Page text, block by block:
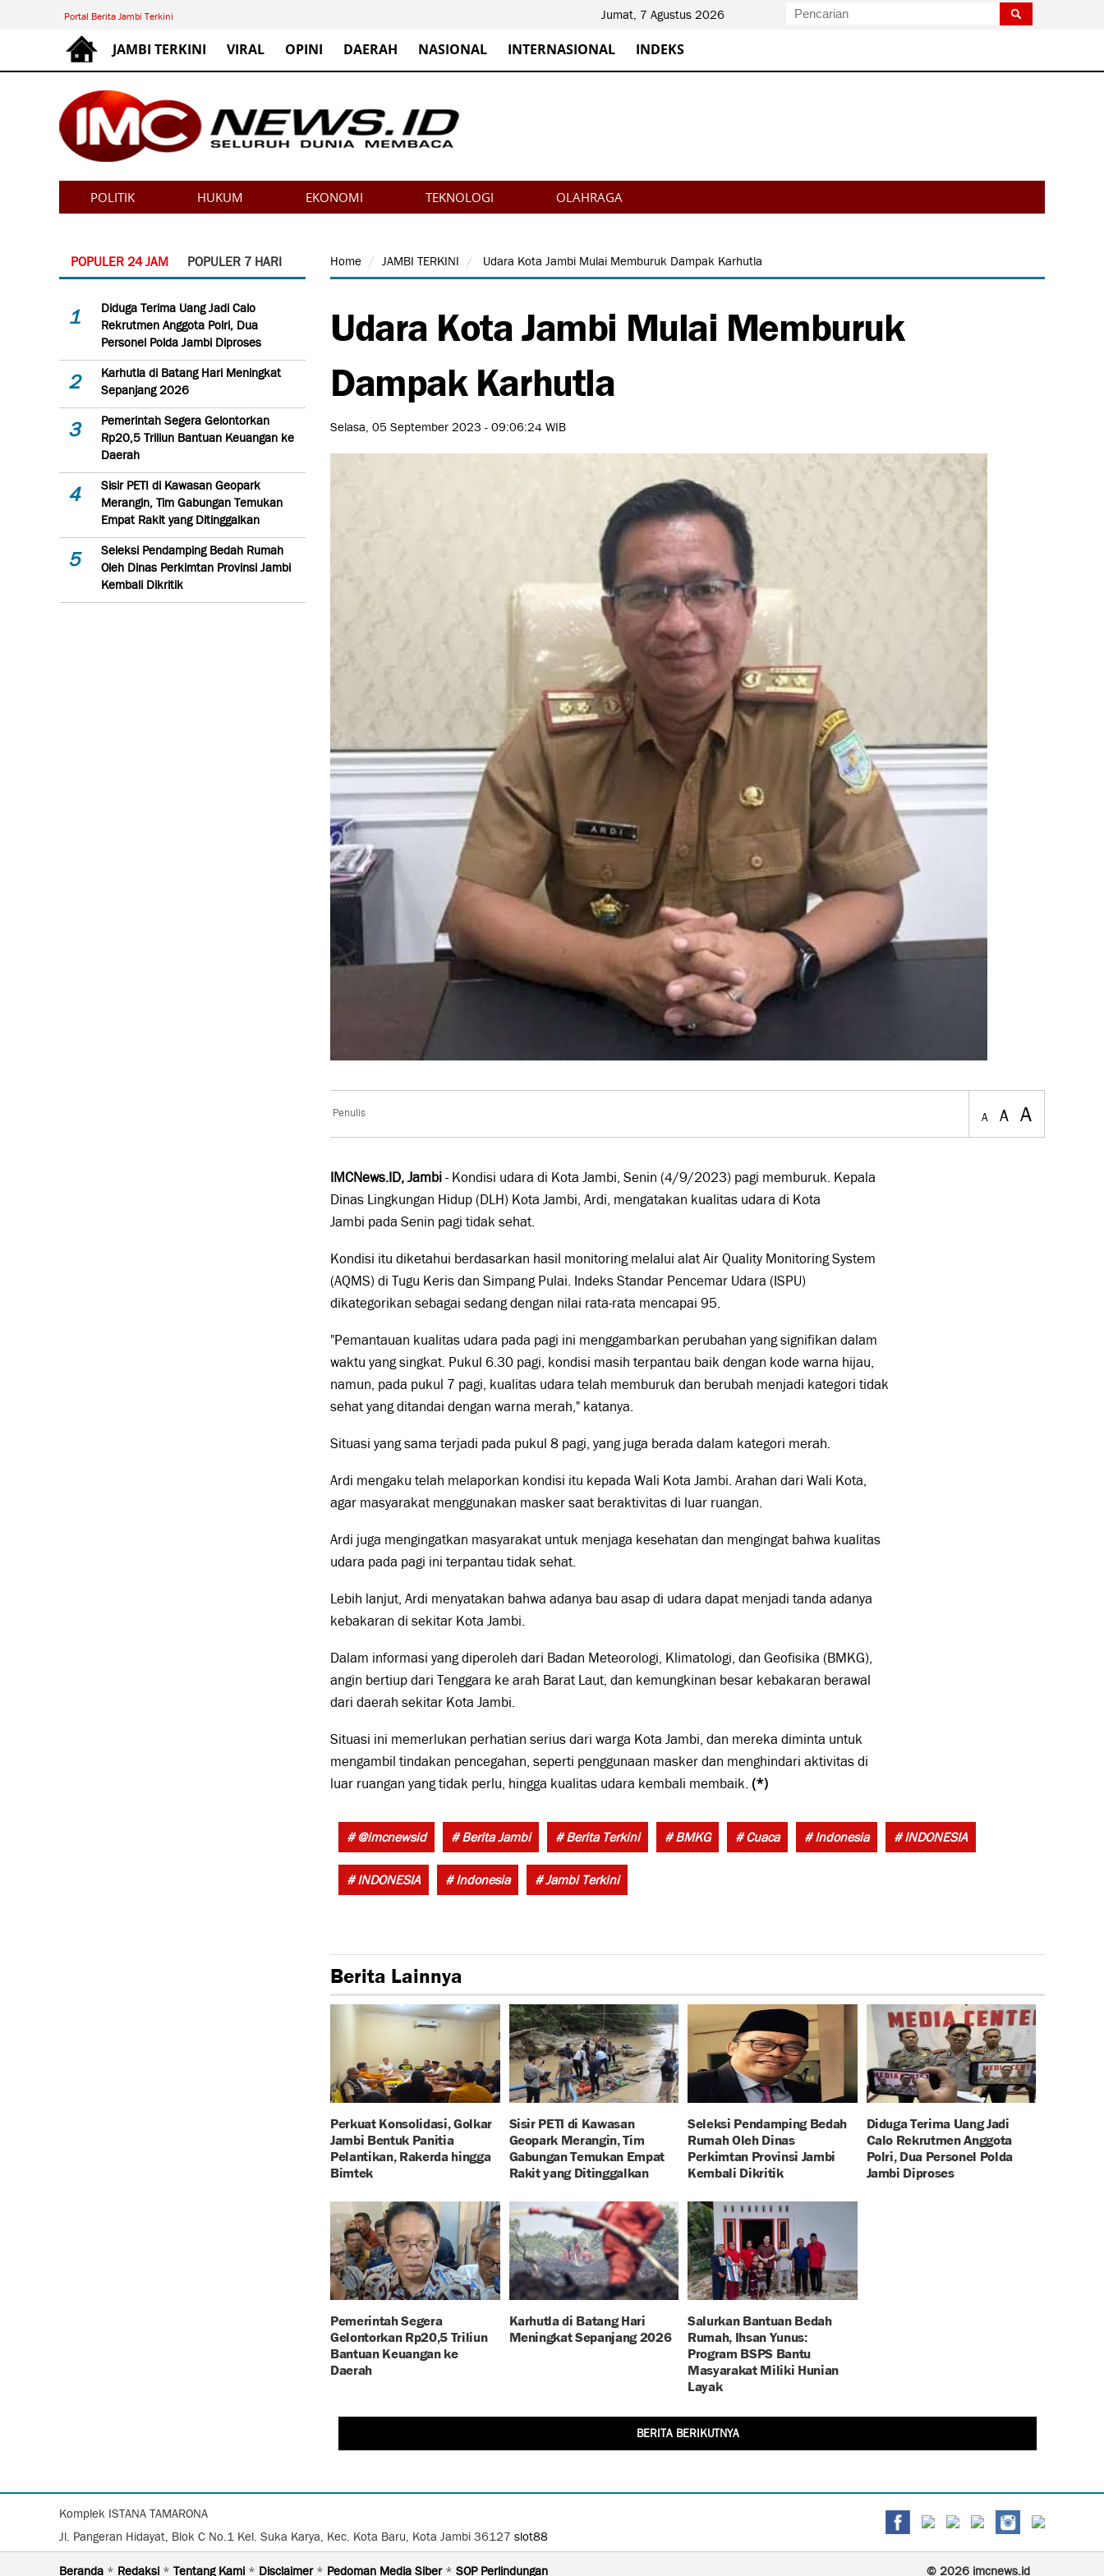
Portal Berita Jambi Terkini Jumat, 7 Agustus 2026
JAMBI TERKINI VIRAL OPINI DAERAH NASIONAL INTERNASIONAL INDEKS
POLITIK HUKUM EKONOMI TEKNOLOGI OLAHRAGA
POPULER 24 JAM POPULER 7 HARI
1
Diduga Terima Uang Jadi Calo
Rekrutmen Anggota Polri, Dua
Personel Polda Jambi Diproses
2
Karhutla di Batang Hari Meningkat
Sepanjang 2026
3
Pemerintah Segera Gelontorkan
Rp20,5 Triliun Bantuan Keuangan ke
Daerah
4
Sisir PETI di Kawasan Geopark
Merangin, Tim Gabungan Temukan
Empat Rakit yang Ditinggalkan
5
Seleksi Pendamping Bedah Rumah
Oleh Dinas Perkimtan Provinsi Jambi
Kembali Dikritik
Home JAMBI TERKINI Udara Kota Jambi Mulai Memburuk Dampak Karhutla
Udara Kota Jambi Mulai Memburuk
Dampak Karhutla
Selasa, 05 September 2023 - 09:06:24 WIB
Penulis A A A
IMCNews.ID, Jambi- Kondisi udara di Kota Jambi, Senin (4/9/2023) pagi memburuk. Kepala
Dinas Lingkungan Hidup (DLH) Kota Jambi, Ardi, mengatakan kualitas udara di Kota
Jambi pada Senin pagi tidak sehat.
Kondisi itu diketahui berdasarkan hasil monitoring melalui alat Air Quality Monitoring System
(AQMS) di Tugu Keris dan Simpang Pulai. Indeks Standar Pencemar Udara (ISPU)
dikategorikan sebagai sedang dengan nilai rata-rata mencapai 95.
"Pemantauan kualitas udara pada pagi ini menggambarkan perubahan yang signifikan dalam
waktu yang singkat. Pukul 6.30 pagi, kondisi masih terpantau baik dengan kode warna hijau,
namun, pada pukul 7 pagi, kualitas udara telah memburuk dan berubah menjadi kategori tidak
sehat yang ditandai dengan warna merah," katanya.
Situasi yang sama terjadi pada pukul 8 pagi, yang juga berada dalam kategori merah.
Ardi mengaku telah melaporkan kondisi itu kepada Wali Kota Jambi. Arahan dari Wali Kota,
agar masyarakat menggunakan masker saat beraktivitas di luar ruangan.
Ardi juga mengingatkan masyarakat untuk menjaga kesehatan dan mengingat bahwa kualitas
udara pada pagi ini terpantau tidak sehat.
Lebih lanjut, Ardi menyatakan bahwa adanya bau asap di udara dapat menjadi tanda adanya
kebakaran di sekitar Kota Jambi.
Dalam informasi yang diperoleh dari Badan Meteorologi, Klimatologi, dan Geofisika (BMKG),
angin bertiup dari Tenggara ke arah Barat Laut, dan kemungkinan besar kebakaran berawal
dari daerah sekitar Kota Jambi.
Situasi ini memerlukan perhatian serius dari warga Kota Jambi, dan mereka diminta untuk
mengambil tindakan pencegahan, seperti penggunaan masker dan menghindari aktivitas di
luar ruangan yang tidak perlu, hingga kualitas udara kembali membaik. (*)
# @imcnewsid # Berita Jambi # Berita Terkini # BMKG # Cuaca # Indonesia # INDONESIA
# INDONESIA # Indonesia # Jambi Terkini
Berita Lainnya
Perkuat Konsolidasi, Golkar
Jambi Bentuk Panitia
Pelantikan, Rakerda hingga
Bimtek
Sisir PETI di Kawasan
Geopark Merangin, Tim
Gabungan Temukan Empat
Rakit yang Ditinggalkan
Seleksi Pendamping Bedah
Rumah Oleh Dinas
Perkimtan Provinsi Jambi
Kembali Dikritik
Diduga Terima Uang Jadi
Calo Rekrutmen Anggota
Polri, Dua Personel Polda
Jambi Diproses
Pemerintah Segera
Gelontorkan Rp20,5 Triliun
Bantuan Keuangan ke
Daerah
Karhutla di Batang Hari
Meningkat Sepanjang 2026
Salurkan Bantuan Bedah
Rumah, Ihsan Yunus:
Program BSPS Bantu
Masyarakat Miliki Hunian
Layak
BERITA BERIKUTNYA
Komplek ISTANA TAMARONA
Jl. Pangeran Hidayat, Blok C No.1 Kel. Suka Karya, Kec. Kota Baru, Kota Jambi 36127 slot88
Beranda * Redaksi * Tentang Kami * Disclaimer * Pedoman Media Siber * SOP Perlindungan © 2026 imcnews.id